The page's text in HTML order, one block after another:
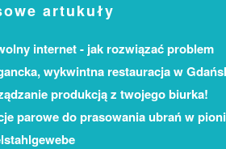
artukuły
internet - jak rozwiązać problem
wykwintna restauracja w
produkcją z twojego biurka!
parowe do prasowania ubrań w